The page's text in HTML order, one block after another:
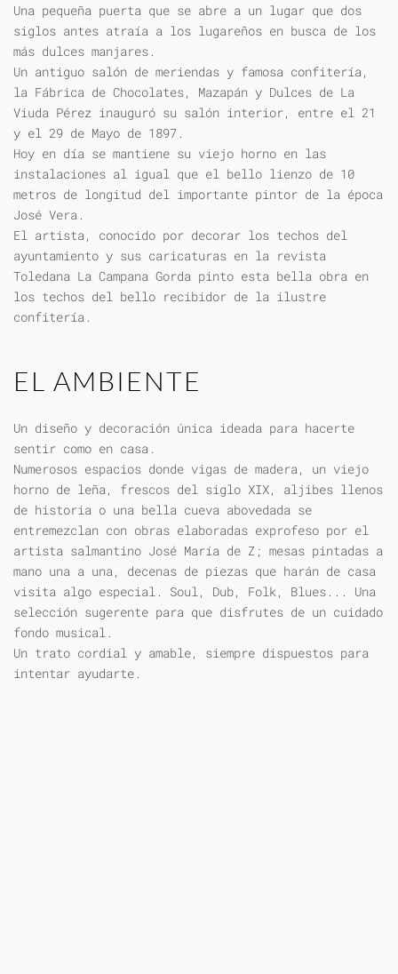
Una pequeña puerta que se abre a un lugar que dos
siglos antes atraía a los lugareños en busca de los
más dulces manjares.
Un antiguo salón de meriendas y famosa confitería,
la Fábrica de Chocolates, Mazapán y Dulces de La
Viuda Pérez inauguró su salón interior, entre el 21
y el 29 de Mayo de 1897.
Hoy en día se mantiene su viejo horno en las
instalaciones al igual que el bello lienzo de 10
metros de longitud del importante pintor de la época
José Vera.
El artista, conocido por decorar los techos del
ayuntamiento y sus caricaturas en la revista
Toledana La Campana Gorda pinto esta bella obra en
los techos del bello recibidor de la ilustre
confitería.
EL AMBIENTE
Un diseño y decoración única ideada para hacerte
sentir como en casa.
Numerosos espacios donde vigas de madera, un viejo
horno de leña, frescos del siglo XIX, aljibes llenos
de historia o una bella cueva abovedada se
entremezclan con obras elaboradas exprofeso por el
artista salmantino José María de Z; mesas pintadas a
mano una a una, decenas de piezas que harán de casa
visita algo especial. Soul, Dub, Folk, Blues... Una
selección sugerente para que disfrutes de un cuidado
fondo musical.
Un trato cordial y amable, siempre dispuestos para
intentar ayudarte.